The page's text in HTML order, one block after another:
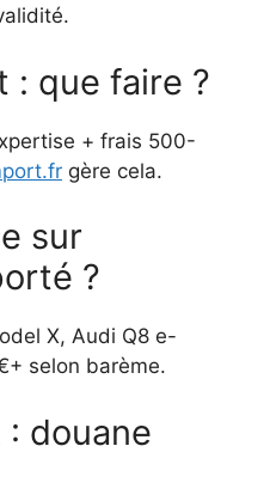
: que faire ?
+ frais 500-
gère cela.
sur
?
X, Audi Q8 e-
selon barème.
douane